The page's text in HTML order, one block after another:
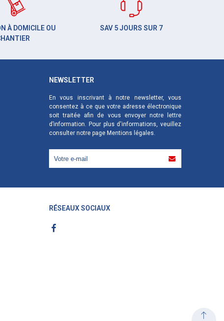
À DOMICILE OU
SAV 5 JOURS SUR 7
NEWSLETTER
En vous inscrivant à notre newsletter, vous
consentez à ce que votre adresse électronique
soit traitée afin de vous envoyer notre lettre
d’information. Pour plus d'informations, veuillez
consulter notre page Mentions légales.
RÉSEAUX SOCIAUX